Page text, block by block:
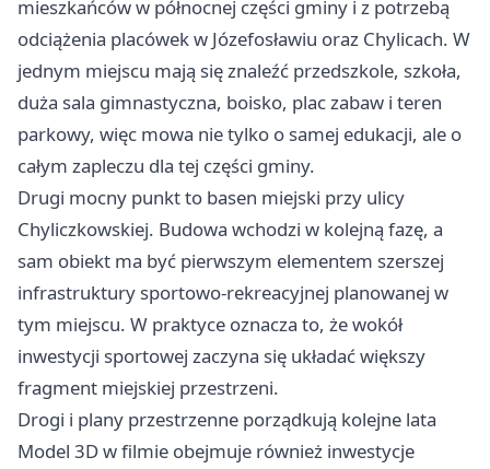
mieszkańców w północnej części gminy i z potrzebą
odciążenia placówek w Józefosławiu oraz Chylicach. W
jednym miejscu mają się znaleźć przedszkole, szkoła,
duża sala gimnastyczna, boisko, plac zabaw i teren
parkowy, więc mowa nie tylko o samej edukacji, ale o
całym zapleczu dla tej części gminy.
Drugi mocny punkt to basen miejski przy ulicy
Chyliczkowskiej. Budowa wchodzi w kolejną fazę, a
sam obiekt ma być pierwszym elementem szerszej
infrastruktury sportowo-rekreacyjnej planowanej w
tym miejscu. W praktyce oznacza to, że wokół
inwestycji sportowej zaczyna się układać większy
fragment miejskiej przestrzeni.
Drogi i plany przestrzenne porządkują kolejne lata
Model 3D w filmie obejmuje również inwestycje